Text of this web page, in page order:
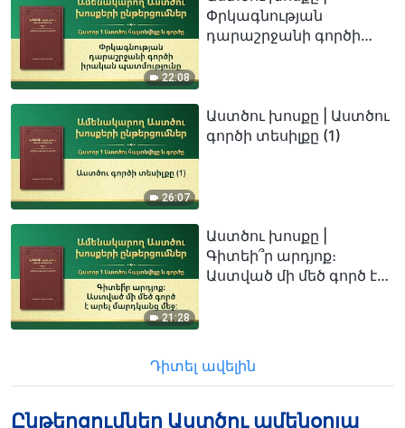
22:08
Փրկագնության
դարաշրջանի գործի
26:07
Աստծու խոսքը | Աստծու
գործի տեսիլքը (1)
21:28
Աստծու խոսքը |
Գիտեի՞ր արդյոք։
Աստված մի մեծ գործ է
Դիտել ավելին
Ընթերցումներ Աստծու ամենօրյա